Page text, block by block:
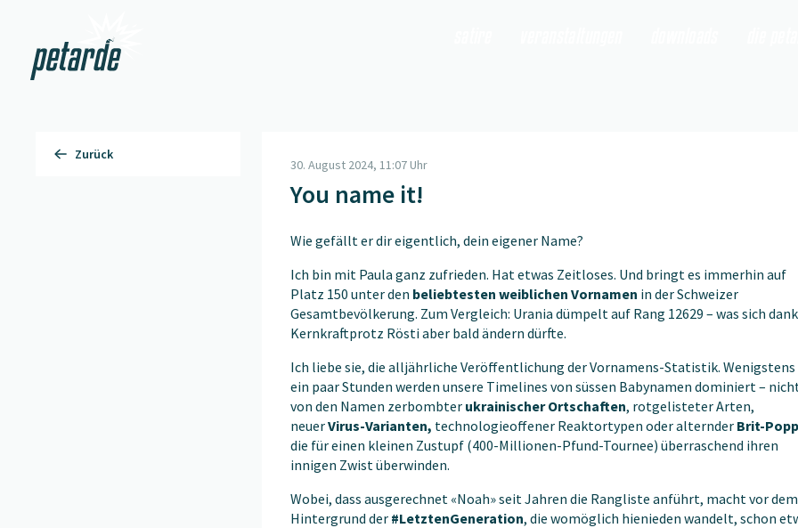
Zur Startseite
Zurück
30. August 2024, 11:07 Uhr
You name it!
Wie gefällt er dir eigentlich, dein eigener Name?
Ich bin mit Paula ganz zufrieden. Hat etwas Zeitloses. Und bringt es immerhin auf
Platz 150 unter den beliebtesten weiblichen Vornamen in der Schweizer
Gesamtbevölkerung. Zum Vergleich: Urania dümpelt auf Rang 12629 – was sich dank
Kernkraftprotz Rösti aber bald ändern dürfte.
Ich liebe sie, die alljährliche Veröffentlichung der Vornamens-Statistik.
ein paar Stunden werden unsere Timelines von süssen Babynamen dominiert –
von den Namen zerbombter ukrainischer Ortschaften, rotgelisteter Arten,
neuerVirus-Varianten, technologieoffener Reaktortypen oder alternder Brit-
die für einen kleinen Zustupf (400-Millionen-Pfund-Tournee) überraschend ihren
innigen Zwist überwinden.
Wobei, dass ausgerechnet «Noah» seit Jahren die Rangliste anführt, macht vor dem
Hintergrund der #LetztenGeneration, die womöglich hienieden wandelt, schon